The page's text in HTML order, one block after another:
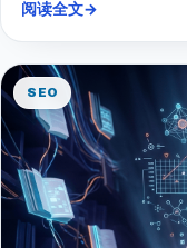
阅读全文→
SEO